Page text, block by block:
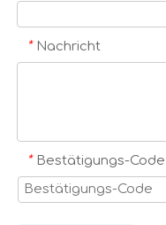
* Nachricht
* Bestätigungs-Code